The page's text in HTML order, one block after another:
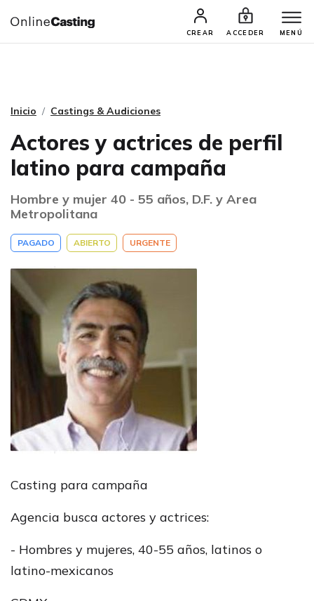
CREAR ACCEDER MENÚ
CASTINGS Y AUDICIONES TALENTOS
Inicio Castings & Audiciones
Actores y actrices de perfil
latino para campaña
Hombre y mujer 40 - 55 años, D.F. y Area
Metropolitana
PAGADO ABIERTO URGENTE
Casting para campaña
Agencia busca actores y actrices:
- Hombres y mujeres, 40-55 años, latinos o
latino-mexicanos